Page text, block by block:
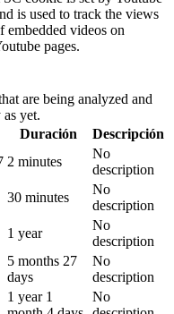
is used to track the views
embedded videos on
pages.
are being analyzed and
yet.
Duración
Descripción
2 minutes
No
description
30 minutes
No
description
1 year
No
description
5 months 27
days
No
description
1 year 1
No